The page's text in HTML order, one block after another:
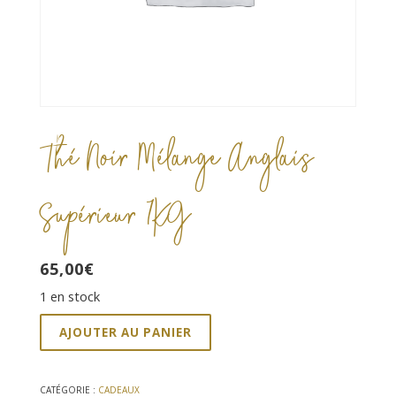
Thé Noir Mélange Anglais
Supérieur 1KG
65,00€
1 en stock
quantité
Thé
Mélange
AJOUTER AU PANIER
CATÉGORIE : CADEAUX